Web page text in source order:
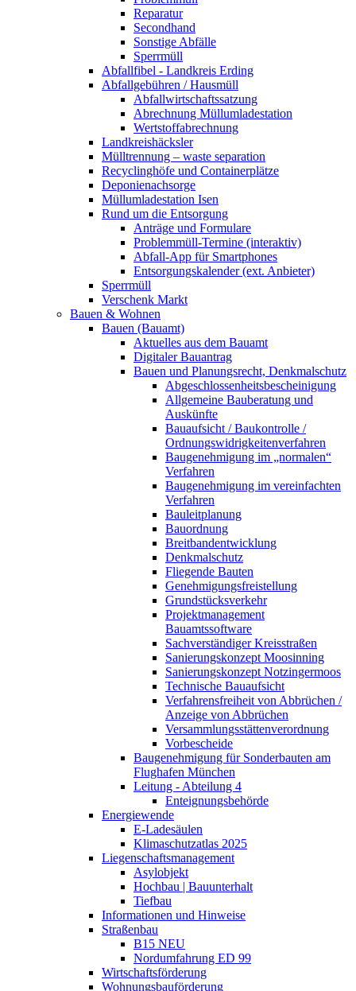
Reparatur
Secondhand
Sonstige Abfälle
Sperrmüll
Abfallfibel - Landkreis Erding
Abfallgebühren / Hausmüll
Abfallwirtschaftssatzung
Abrechnung Müllumladestation
Wertstoffabrechnung
Landkreishäcksler
Mülltrennung – waste separation
Recyclinghöfe und Containerplätze
Deponienachsorge
Müllumladestation Isen
Rund um die Entsorgung
Anträge und Formulare
Problemmüll-Termine (interaktiv)
Abfall-App für Smartphones
Entsorgungskalender (ext. Anbieter)
Sperrmüll
Verschenk Markt
Bauen & Wohnen
Bauen (Bauamt)
Aktuelles aus dem Bauamt
Digitaler Bauantrag
Bauen und Planungsrecht, Denkmalschutz
Abgeschlossenheitsbescheinigung
Allgemeine Bauberatung und
Auskünfte
Bauaufsicht / Baukontrolle /
Ordnungswidrigkeitenverfahren
Baugenehmigung im „normalen“
Verfahren
Baugenehmigung im vereinfachten
Verfahren
Bauleitplanung
Bauordnung
Breitbandentwicklung
Denkmalschutz
Fliegende Bauten
Genehmigungsfreistellung
Grundstücksverkehr
Projektmanagement
Bauamtssoftware
Sachverständiger Kreisstraßen
Sanierungskonzept Moosinning
Sanierungskonzept Notzingermoos
Technische Bauaufsicht
Verfahrensfreiheit von Abbrüchen /
Anzeige von Abbrüchen
Versammlungsstättenverordnung
Vorbescheide
Baugenehmigung für Sonderbauten am
Flughafen München
Leitung - Abteilung 4
Enteignungsbehörde
Energiewende
E-Ladesäulen
Klimaschutzatlas 2025
Liegenschaftsmanagement
Asylobjekt
Hochbau | Bauunterhalt
Tiefbau
Informationen und Hinweise
Straßenbau
B15 NEU
Nordumfahrung ED 99
Wirtschaftsförderung
Wohnungsbauförderung